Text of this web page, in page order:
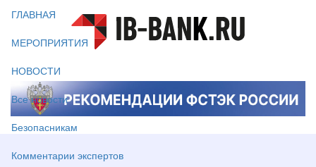
ГЛАВНАЯ
МЕРОПРИЯТИЯ
НОВОСТИ
Все новости
Безопасникам
Комментарии экспертов